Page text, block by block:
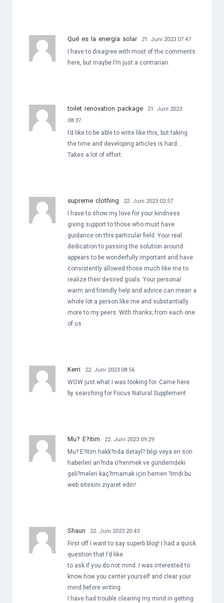
Qué es la energía solar 21. Juni 2023 07:47
I have to disagree with most of the comments
here, but maybe I’m just a contrarian.
toilet renovation package
21. Juni 2023
08:37
I’d like to be able to write like this, but taking
the time and developing articles is hard….
Takes a lot of effort.
supreme clothing 22. Juni 2023 02:57
I have to show my love for your kindness
giving support to those who must have
guidance on this particular field. Your real
dedication to passing the solution around
appears to be wonderfully important and have
consistently allowed those much like me to
realize their desired goals. Your personal
warm and friendly help and advice can mean a
whole lot a person like me and substantially
more to my peers. With thanks; from each one
of us.
Kerri 22. Juni 2023 08:56
WOW just what I was looking for. Came here
by searching for Focus Natural Supplement
Mu? E?itim 22. Juni 2023 09:29
Mu? E?itim hakk?nda detayl? bilgi veya en son
haberleri an?nda ö?renmek ve gündemdeki
geli?meleri kaç?rmamak için hemen ?imdi bu
web sitesini ziyaret edin!
Shaun 22. Juni 2023 20:43
First off I want to say superb blog! I had a quick
question that I’d like
to ask if you do not mind. I was interested to
know how you center yourself and clear your
mind before writing.
I have had trouble clearing my mind in getting